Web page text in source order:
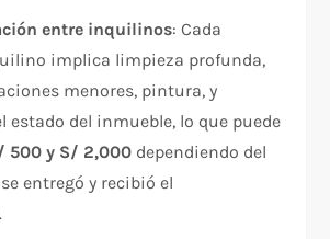
entre inquilinos: Cada
implica limpieza profunda,
menores, pintura, y
estado del inmueble, lo que puede
500 y S/ 2,000 dependiendo del
entregó y recibió el